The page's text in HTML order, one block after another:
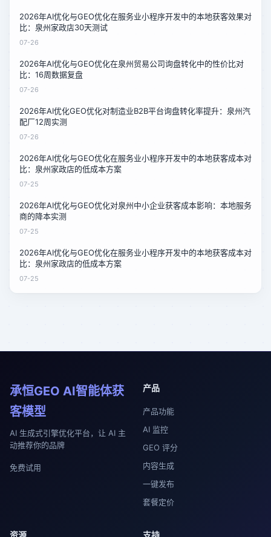
2026年AI优化与GEO优化在服务业小程序开发中的本地获客效果对
比：泉州家政店30天测试
07-26
2026年AI优化与GEO优化在泉州贸易公司询盘转化中的性价比对
比：16周数据复盘
07-26
2026年AI优化GEO优化对制造业B2B平台询盘转化率提升：泉州汽
配厂12周实测
07-26
2026年AI优化与GEO优化在服务业小程序开发中的本地获客成本对
比：泉州家政店的低成本方案
07-25
2026年AI优化与GEO优化对泉州中小企业获客成本影响：本地服务
商的降本实测
07-25
2026年AI优化与GEO优化在服务业小程序开发中的本地获客成本对
比：泉州家政店的低成本方案
07-25
承恒GEO AI智能体获
客模型
AI 生成式引擎优化平台，让 AI 主
动推荐你的品牌
免费试用
产品
产品功能
AI 监控
GEO 评分
内容生成
一键发布
套餐定价
资源 支持